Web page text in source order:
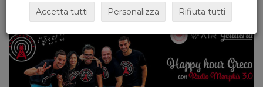
Accetta tutti Personalizza Rifiuta tutti